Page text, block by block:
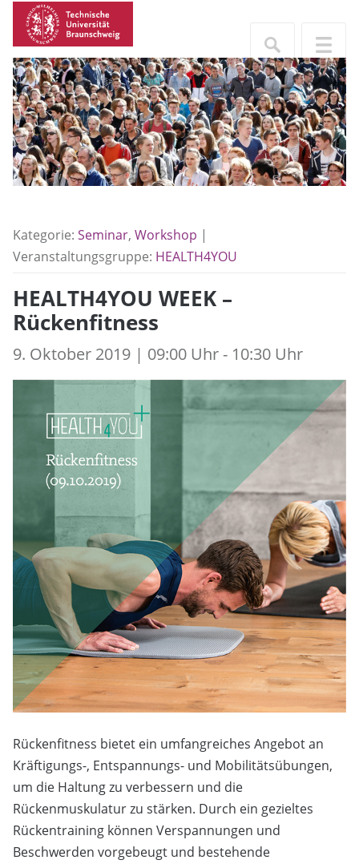
Kategorie: Seminar, Workshop |
Veranstaltungsgruppe: HEALTH4YOU
HEALTH4YOU WEEK –
Rückenfitness
9. Oktober 2019 | 09:00 Uhr - 10:30 Uhr
Rückenfitness bietet ein umfangreiches Angebot an
Kräftigungs-, Entspannungs- und Mobilitätsübungen,
um die Haltung zu verbessern und die
Rückenmuskulatur zu stärken. Durch ein gezieltes
Rückentraining können Verspannungen und
Beschwerden vorgebeugt und bestehende